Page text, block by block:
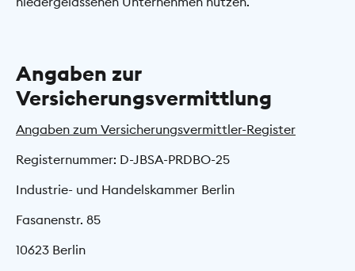
Angaben zur
Versicherungsvermittlung
Angaben zum Versicherungsvermittler-Register
Registernummer: D-JBSA-PRDBO-25
Industrie- und Handelskammer Berlin
Fasanenstr. 85
10623 Berlin